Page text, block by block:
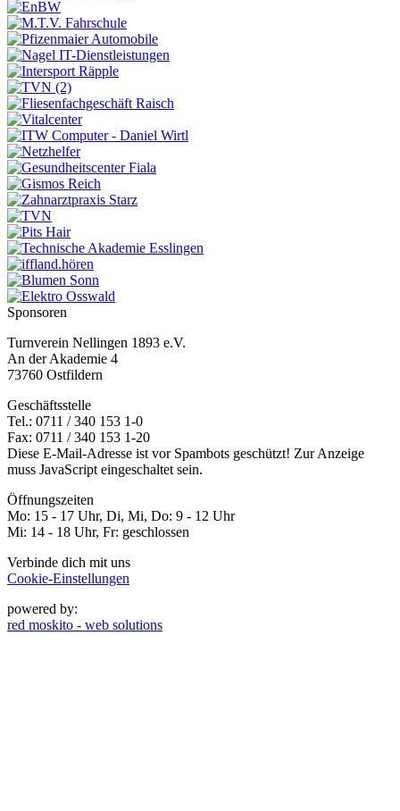
Sponsoren
Turnverein Nellingen 1893 e.V.
An der Akademie 4
73760 Ostfildern
Geschäftsstelle
Tel.: 0711 / 340 153 1-0
Fax: 0711 / 340 153 1-20
Diese E-Mail-Adresse ist vor Spambots geschützt! Zur Anzeige
muss JavaScript eingeschaltet sein.
Öffnungszeiten
Mo: 15 - 17 Uhr, Di, Mi, Do: 9 - 12 Uhr
Mi: 14 - 18 Uhr, Fr: geschlossen
Verbinde dich mit uns
Cookie-Einstellungen
powered by:
red moskito - web solutions